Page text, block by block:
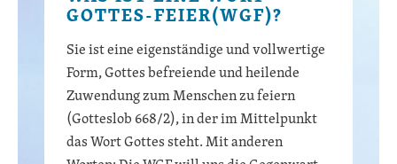
GOTTES-FEIER(WGF)?
Sie ist eine eigenständige und vollwertige
Form, Gottes befreiende und heilende
Zuwendung zum Menschen zu feiern
(Gotteslob 668/2), in der im Mittelpunkt
das Wort Gottes steht. Mit anderen